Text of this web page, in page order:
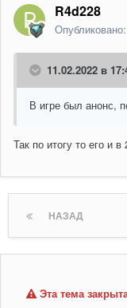
R4d228
Опубликовано:
11.02.2022 в
В игре был анонс,
Так по итогу то его и в
НАЗАД
Эта тема